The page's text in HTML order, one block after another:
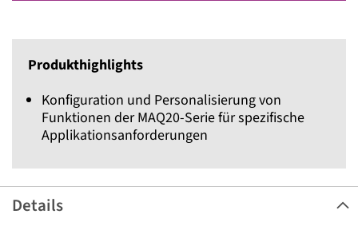
Produkthighlights
Konfiguration und Personalisierung von
Funktionen der MAQ20-Serie für spezifische
Applikationsanforderungen
Details